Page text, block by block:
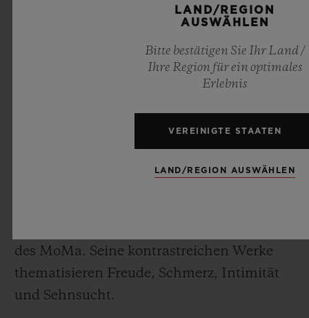
Der in New York geborene Illustrator,
Designer und Künstler lebt in Brooklyn.
künstlerisch aktiv. Nach Ausstellungen im
des MoMa. Seine kontrastreichen Werke
thematisieren Freude, Schmerz, Intimität
und Sehnsucht.
LAND/REGION
AUSWÄHLEN
Bitte bestätigen Sie Ihr Land /
Ihre Region für ein optimales
Erlebnis
VEREINIGTE STAATEN
LAND/REGION AUSWÄHLEN